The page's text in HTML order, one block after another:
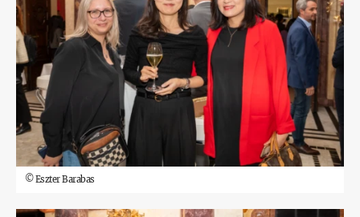
©Eszter Barabas